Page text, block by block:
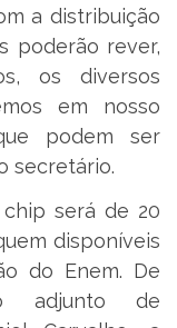
a distribuição
poderão rever,
os diversos
em nosso
podem ser
secretário.
será de 20
disponíveis
do Enem. De
adjunto de